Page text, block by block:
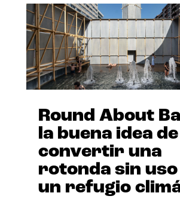
Round About
la buena idea de
convertir una
rotonda sin uso
un refugio